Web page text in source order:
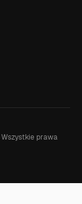
Wszystkie prawa